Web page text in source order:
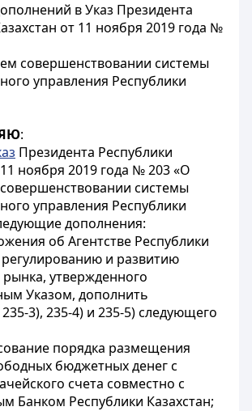
в Указ Президента
от 11 ноября 2019 года №
совершенствовании системы
управления Республики
:
Президента Республики
ноября 2019 года № 203 «О
системы
управления Республики
дополнения:
об Агентстве Республики
регулированию и развитию
утвержденного
Указом, дополнить
3), 235-4) и 235-5) следующего
порядка размещения
бюджетных денег с
счета совместно с
Банком Республики Казахстан;